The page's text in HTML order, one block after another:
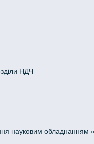
НДЧ
науковим обладнанням